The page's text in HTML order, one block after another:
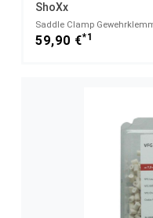
ShoXx
Saddle Clamp
59,90 €*1